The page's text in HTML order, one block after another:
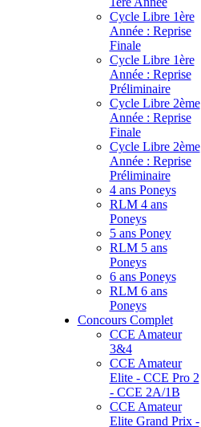
Cycle Libre 1ère
Année : Reprise
Finale
Cycle Libre 1ère
Année : Reprise
Préliminaire
Cycle Libre 2ème
Année : Reprise
Finale
Cycle Libre 2ème
Année : Reprise
Préliminaire
4 ans Poneys
RLM 4 ans
Poneys
5 ans Poney
RLM 5 ans
Poneys
6 ans Poneys
RLM 6 ans
Poneys
Concours Complet
CCE Amateur
3&4
CCE Amateur
Elite - CCE Pro 2
- CCE 2A/1B
CCE Amateur
Elite Grand Prix -